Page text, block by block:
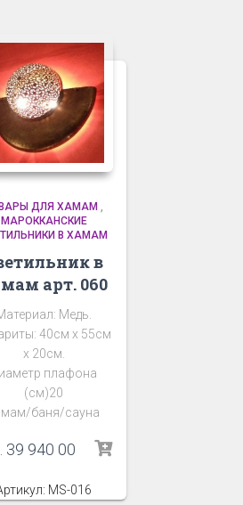
ДЛЯ ХАМАМ ,
МАРОККАНСКИЕ
В ХАМАМ
в
арт. 060
Медь.
40см х 55см
х 20см.
плафона
(см)20
баня/сауна
39 940 00
MS-016